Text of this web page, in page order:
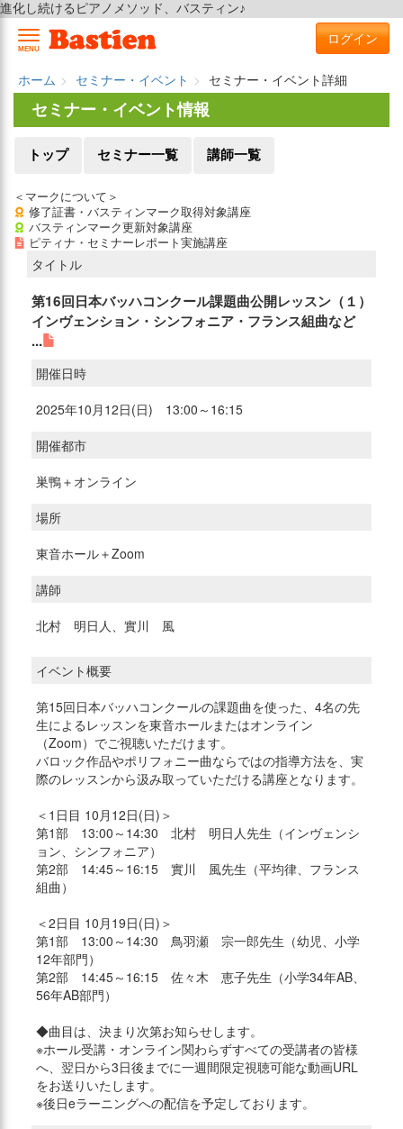
進化し続けるピアノメソッド、バスティン♪
MENU
ログイン
ホーム セミナー・イベント
セミナー・イベント詳細
セミナー・イベント情報
トップ セミナー一覧 講師一覧
＜マークについて＞
修了証書・バスティンマーク取得対象講座
バスティンマーク更新対象講座
ピティナ・セミナーレポート実施講座
タイトル
第16回日本バッハコンクール課題曲公開レッスン（１）
インヴェンション・シンフォニア・フランス組曲など
...
開催日時
2025年10月12日(日) 13:00～16:15
開催都市
巣鴨＋オンライン
場所
東音ホール＋Zoom
講師
北村 明日人、實川 風
イベント概要
第15回日本バッハコンクールの課題曲を使った、4名の先
生によるレッスンを東音ホールまたはオンライン
（Zoom）でご視聴いただけます。
バロック作品やポリフォニー曲ならではの指導方法を、実
際のレッスンから汲み取っていただける講座となります。
＜1日目 10月12日(日)＞
第1部 13:00～14:30 北村 明日人先生（インヴェンシ
ョン、シンフォニア）
第2部 14:45～16:15 實川 風先生（平均律、フランス
組曲）
＜2日目 10月19日(日)＞
第1部 13:00～14:30 鳥羽瀬 宗一郎先生（幼児、小学
12年部門）
第2部 14:45～16:15 佐々木 恵子先生（小学34年AB、
56年AB部門）
◆曲目は、決まり次第お知らせします。
※ホール受講・オンライン関わらずすべての受講者の皆様
へ、翌日から3日後までに一週間限定視聴可能な動画URL
をお送りいたします。
※後日eラーニングへの配信を予定しております。